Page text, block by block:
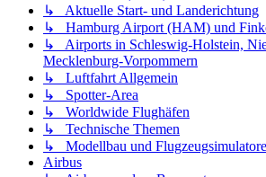
↳ Aktuelle Start- und Landerichtung
↳ Hamburg Airport (HAM) und
↳ Airports in Schleswig-Holstein,
Mecklenburg-Vorpommern
↳ Luftfahrt Allgemein
↳ Spotter-Area
↳ Worldwide Flughäfen
↳ Technische Themen
↳ Modellbau und
Airbus